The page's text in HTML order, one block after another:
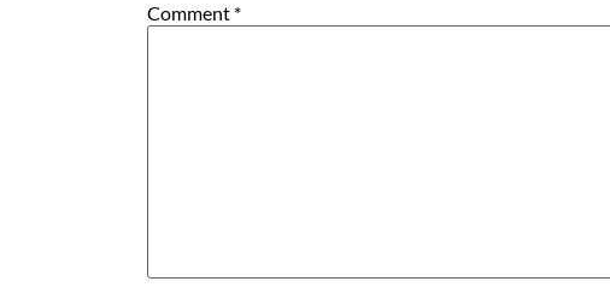
Comment *